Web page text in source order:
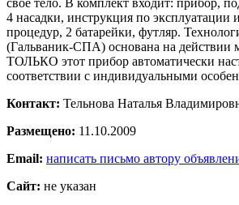
4 насадки, инструкция по эксплуатации
процедур, 2 батарейки, футляр.
(Гальваник-СПА) основана на действии
ТОЛЬКО этот прибор автоматически
соответствии с индивидуальными
Контакт: Тельнова Наталья
Размещено: 11.10.2009
Email: написать письмо автору
Сайт: не указан